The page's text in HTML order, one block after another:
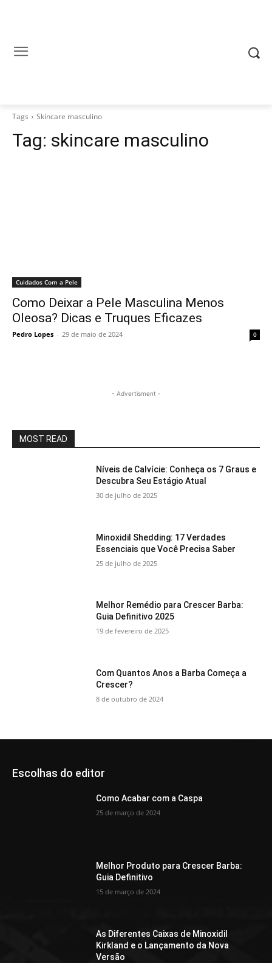
Tags Skincare masculino
Tag: skincare masculino
Cuidados Com a Pele
Como Deixar a Pele Masculina Menos
Oleosa? Dicas e Truques Eficazes
Pedro Lopes - 29 de maio de 2024 0
- Advertisment -
MOST READ
Níveis de Calvície: Conheça os 7 Graus e
Descubra Seu Estágio Atual
30 de julho de 2025
Minoxidil Shedding: 17 Verdades
Essenciais que Você Precisa Saber
25 de julho de 2025
Melhor Remédio para Crescer Barba:
Guia Definitivo 2025
19 de fevereiro de 2025
Com Quantos Anos a Barba Começa a
Crescer?
8 de outubro de 2024
Escolhas do editor
Como Acabar com a Caspa
25 de março de 2024
Melhor Produto para Crescer Barba:
Guia Definitivo
15 de março de 2024
As Diferentes Caixas de Minoxidil
Kirkland e o Lançamento da Nova
Versão